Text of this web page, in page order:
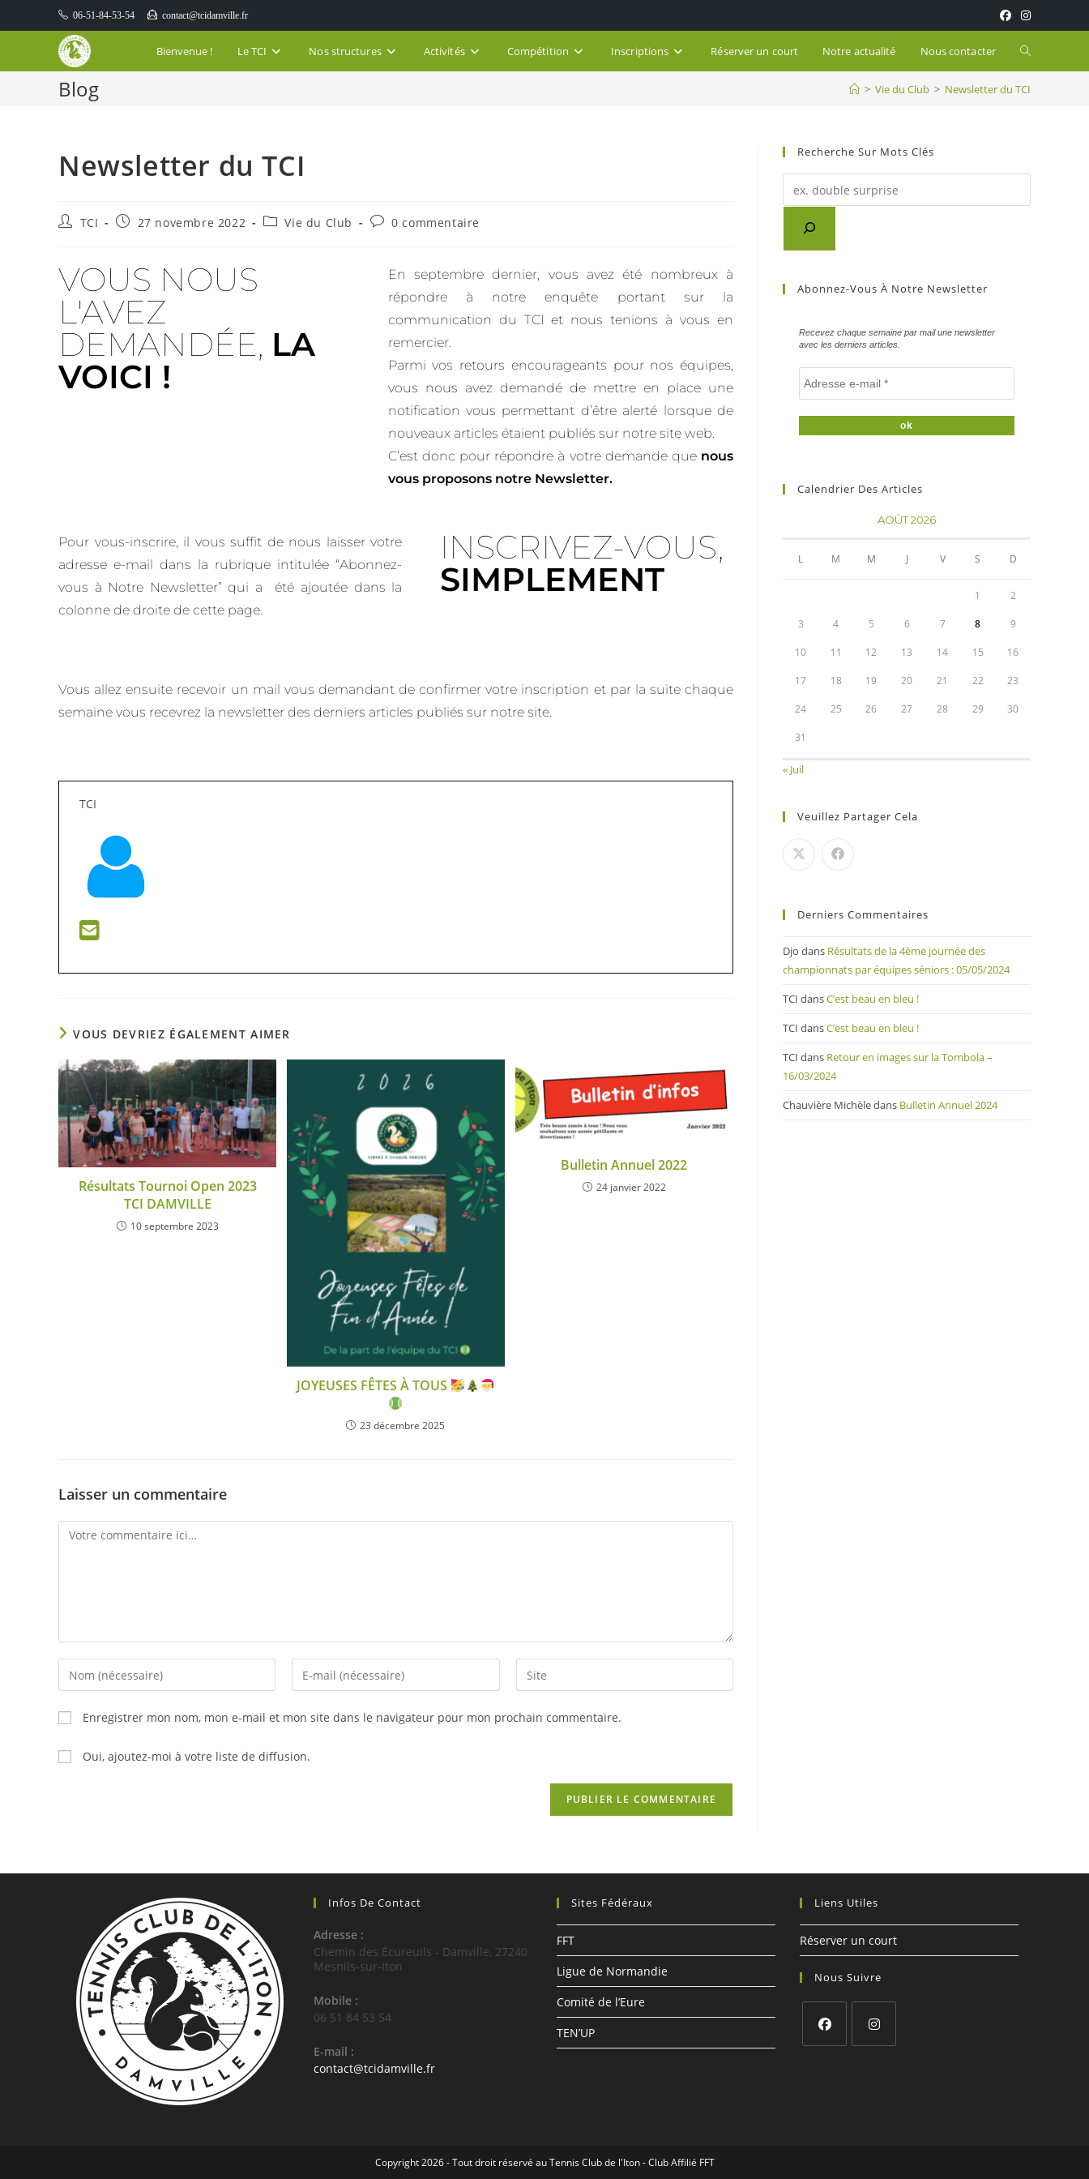
06-51-84-53-54 contact@tcidamville.fr
Bienvenue ! Le TCI Nos structures Activités Compétition Inscriptions Réserver un court Notre actualité Nous contacter
Blog > Vie du Club > Newsletter du TCI
Newsletter du TCI
TCI 27 novembre 2022 Vie du Club 0 commentaire
VOUS NOUS
L'AVEZ
DEMANDÉE, LA
VOICI !
En septembre dernier, vous avez été nombreux à
répondre à notre enquête portant sur la
communication du TCI et nous tenions à vous en
remercier.
Parmi vos retours encourageants pour nos équipes,
vous nous avez demandé de mettre en place une
notification vous permettant d’être alerté lorsque de
nouveaux articles étaient publiés sur notre site web.
C’est donc pour répondre à votre demande que nous
vous proposons notre Newsletter.
Pour vous-inscrire, il vous suffit de nous laisser votre
adresse e-mail dans la rubrique intitulée “Abonnez-
vous à Notre Newsletter” qui a été ajoutée dans la
colonne de droite de cette page.
INSCRIVEZ-VOUS,
SIMPLEMENT
Vous allez ensuite recevoir un mail vous demandant de confirmer votre inscription et par la suite chaque
semaine vous recevrez la newsletter des derniers articles publiés sur notre site.
TCI
VOUS DEVRIEZ ÉGALEMENT AIMER
Résultats Tournoi Open 2023
TCI DAMVILLE
10 septembre 2023
JOYEUSES FÊTES À TOUS
23 décembre 2025
Bulletin Annuel 2022
24 janvier 2022
Laisser un commentaire
Enregistrer mon nom, mon e-mail et mon site dans le navigateur pour mon prochain commentaire.
Oui, ajoutez-moi à votre liste de diffusion.
Recherche Sur Mots Clés
Abonnez-Vous À Notre Newsletter
Recevez chaque semaine par mail une newsletter
avec les derniers articles.
Calendrier Des Articles
AOÛT 2026
L M M J V S D
1 2
3 4 5 6 7 8 9
10 11 12 13 14 15 16
17 18 19 20 21 22 23
24 25 26 27 28 29 30
31
« Juil
Veuillez Partager Cela
Derniers Commentaires
Djo dans Résultats de la 4ème journée des
championnats par équipes séniors : 05/05/2024
TCI dansC’est beau en bleu !
TCI dansC’est beau en bleu !
TCI dans Retour en images sur la Tombola –
16/03/2024
Chauvière Michèledans Bulletin Annuel 2024
Infos De Contact
Adresse :
Chemin des Écureuils - Damville, 27240
Mesnils-sur-Iton
Mobile :
06 51 84 53 54
E-mail :
contact@tcidamville.fr
Sites Fédéraux
FFT
Ligue de Normandie
Comité de l’Eure
TEN’UP
Liens Utiles
Réserver un court
Nous Suivre
Copyright 2026 - Tout droit réservé au Tennis Club de l'Iton - Club Affilié FFT